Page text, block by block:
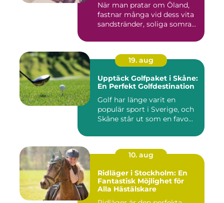
När man pratar om Öland,
fastnar många vid dess vita
sandstränder, soliga somra...
19. aug
Upptäck Golfpaket i Skåne:
En Perfekt Golfdestination
Golf har länge varit en
populär sport i Sverige, och
Skåne står ut som en favo...
10. aug
Ridläger i Stockholm: En
Fantastisk Möjlighet för
Alla Hästälskare